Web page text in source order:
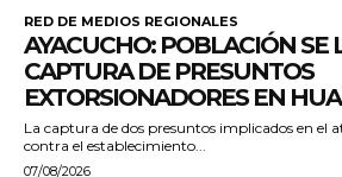
RED DE MEDIOS REGIONALES
AYACUCHO: POBLACIÓN SE
CAPTURA DE PRESUNTOS
EXTORSIONADORES EN
La captura de dos presuntos implicados en el
contra el establecimiento...
07/08/2026